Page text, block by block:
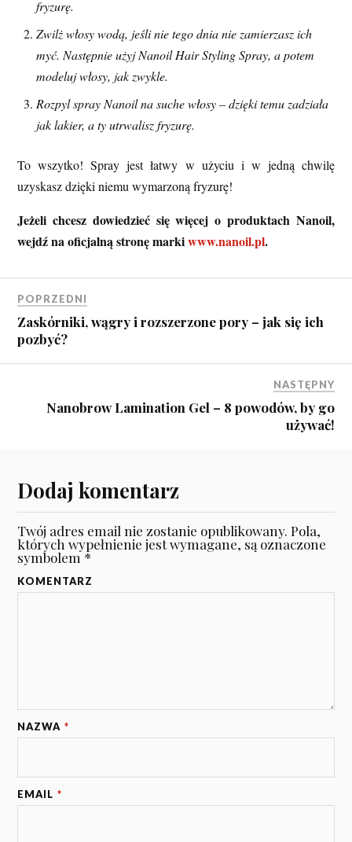
fryzurę.
Zwilż włosy wodą, jeśli nie tego dnia nie zamierzasz ich
myć. Następnie użyj Nanoil Hair Styling Spray, a potem
modeluj włosy, jak zwykle.
Rozpyl spray Nanoil na suche włosy – dzięki temu zadziała
jak lakier, a ty utrwalisz fryzurę.
To wszytko! Spray jest łatwy w użyciu i w jedną chwilę
uzyskasz dzięki niemu wymarzoną fryzurę!
Jeżeli chcesz dowiedzieć się więcej o produktach Nanoil,
wejdź na oficjalną stronę markiwww.nanoil.pl.
POPRZEDNI
Zaskórniki, wągry i rozszerzone pory – jak się ich
pozbyć?
NASTĘPNY
Nanobrow Lamination Gel – 8 powodów, by go
używać!
Dodaj komentarz
Twój adres email nie zostanie opublikowany. Pola,
których wypełnienie jest wymagane, są oznaczone
symbolem*
KOMENTARZ
NAZWA *
EMAIL *